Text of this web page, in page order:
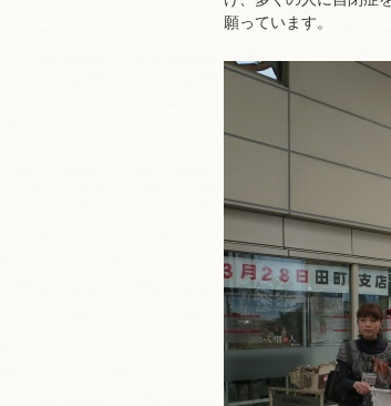
願っています。